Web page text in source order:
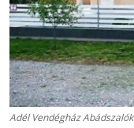
Adél Vendégház Abádszalók